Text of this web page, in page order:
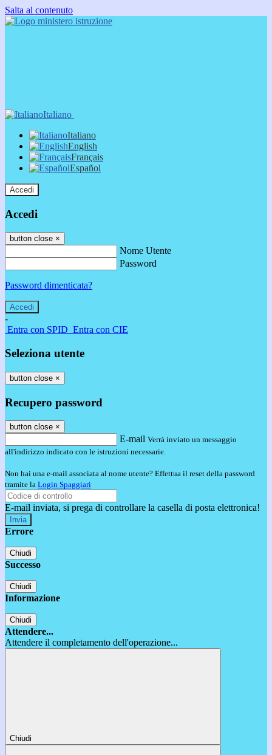
Salta al contenuto
Italiano
Italiano
English
Français
Español
Accedi
Accedi
button close ×
Nome Utente
Password
Password dimenticata?
-
Entra con SPID Entra con CIE
Seleziona utente
button close ×
Recupero password
button close ×
E-mail Verrà inviato un messaggio
all'indirizzo indicato con le istruzioni necessarie.
Non hai una e-mail associata al nome utente? Effettua il reset della password
tramite la Login Spaggiari
E-mail inviata, si prega di controllare la casella di posta elettronica!
Errore
Chiudi
Successo
Chiudi
Informazione
Chiudi
Attendere...
Attendere il completamento dell'operazione...
Chiudi